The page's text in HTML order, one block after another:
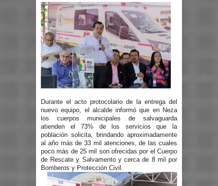
Durante el acto protocolario de la entrega del
nuevo equipo, el alcalde informó que en Neza
los cuerpos municipales de salvaguarda
atienden el 73% de los servicios que la
población solicita, brindando aproximadamente
al año más de 33 mil atenciones, de las cuales
poco más de 25 mil son ofrecidas por el Cuerpo
de Rescate y Salvamento y cerca de 8 mil por
Bomberos y Protección Civil.